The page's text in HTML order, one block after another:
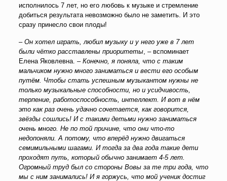
исполнилось 7 лет, но его любовь к музыке и стремление
добиться результата невозможно было не заметить. И это
сразу принесло свои плоды!
– Он хотел играть, любил музыку и у него уже в 7 лет
были чётко расставлены приоритеты, – вспоминает
Елена Яковлевна. – Конечно, я поняла, что с таким
мальчиком нужно много заниматься и вести его особым
путём. Чтобы стать успешным музыкантом нужны не
только музыкальные способности, но и усидчивость,
терпение, работоспособность, интеллект. И вот в нём
это как раз очень удачно сочетается, как говорится,
звёзды сошлись! И с такими детьми нужно заниматься
очень много. Не по той причине, что они что-то
недопоняли. А потому, что вперёд нужно двигаться
семимильными шагами. И тогда за два года такие дети
проходят путь, который обычно занимает 4-5 лет.
Огромный труд был со стороны Вовы за те три года, что
мы с ним занимались! И я горжусь, что мой ученик достиг